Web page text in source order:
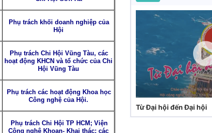
Phụ trách khối doanh nghiệp của
Hội
Phụ trách Chi Hội Vũng Tàu, các
hoạt động KHCN và tổ chức của Chi
Hội Vũng Tàu
Phụ trách các hoạt động Khoa học
Công nghệ của Hội.
Phụ trách Chi Hội TP HCM; Viện
Công nghệ Khoan- Khai thác; các
Từ Đại hội đến Đại hội